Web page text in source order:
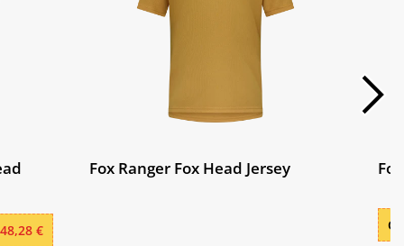
48,28 €
Fox Ranger Fox Head Jersey